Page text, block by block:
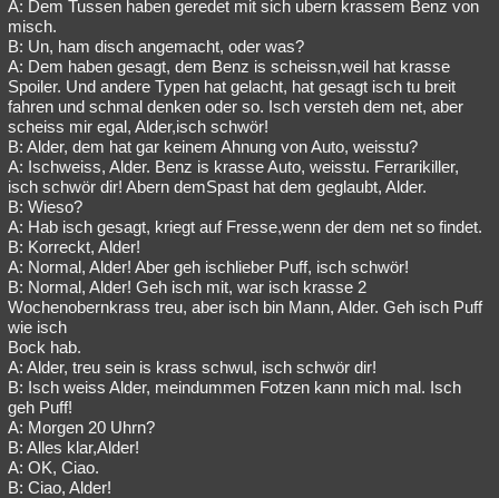
A: Dem Tussen haben geredet mit sich ubern krassem Benz von
misch.
B: Un, ham disch angemacht, oder was?
A: Dem haben gesagt, dem Benz is scheissn,weil hat krasse
Spoiler. Und andere Typen hat gelacht, hat gesagt isch tu breit
fahren und schmal denken oder so. Isch versteh dem net, aber
scheiss mir egal, Alder,isch schwör!
B: Alder, dem hat gar keinem Ahnung von Auto, weisstu?
A: Ischweiss, Alder. Benz is krasse Auto, weisstu. Ferrarikiller,
isch schwör dir! Abern demSpast hat dem geglaubt, Alder.
B: Wieso?
A: Hab isch gesagt, kriegt auf Fresse,wenn der dem net so findet.
B: Korreckt, Alder!
A: Normal, Alder! Aber geh ischlieber Puff, isch schwör!
B: Normal, Alder! Geh isch mit, war isch krasse 2
Wochenobernkrass treu, aber isch bin Mann, Alder. Geh isch Puff
wie isch
Bock hab.
A: Alder, treu sein is krass schwul, isch schwör dir!
B: Isch weiss Alder, meindummen Fotzen kann mich mal. Isch
geh Puff!
A: Morgen 20 Uhrn?
B: Alles klar,Alder!
A: OK, Ciao.
B: Ciao, Alder!